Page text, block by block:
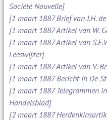
Société Nouvelle]
[1 maart 1887 Brief van J.H.
[1 maart 1887 Artikel van W.
[1 maart 1887 Artikel van
Leeswijzer]
[1 maart 1887 Artikel van V.
[1 maart 1887 Bericht in De
[1 maart 1887 Telegrammen
Handelsblad]
[2 maart 1887